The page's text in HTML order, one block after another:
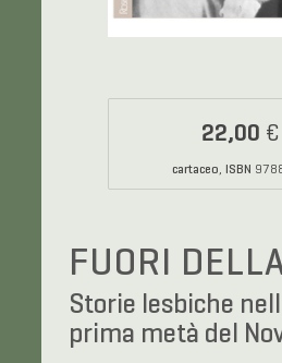
22,00 €
cartaceo, ISBN
FUORI
Storie lesbiche
prima metà del